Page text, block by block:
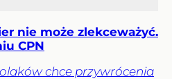
nie może zlekceważyć.
CPN
chce przywrócenia